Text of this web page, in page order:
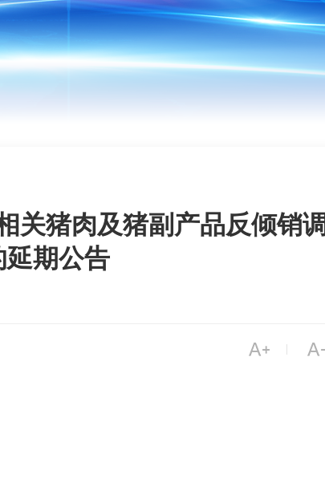
关猪肉及猪副产品反倾销调
延期公告